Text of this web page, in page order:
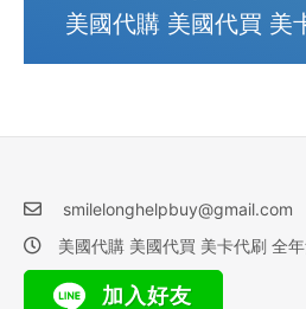
美國代購 美國代買 美
smilelonghelpbuy@gmail.com
美國代購 美國代買 美卡代刷 全
加入好友